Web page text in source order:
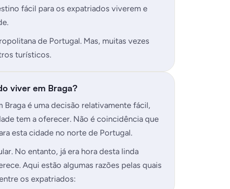
fácil para os expatriados viverem e
de Portugal. Mas, muitas vezes
turísticos.
viver em Braga?
é uma decisão relativamente fácil,
tem a oferecer. Não é coincidência que
esta cidade no norte de Portugal.
No entanto, já era hora desta linda
Aqui estão algumas razões pelas quais
os expatriados: